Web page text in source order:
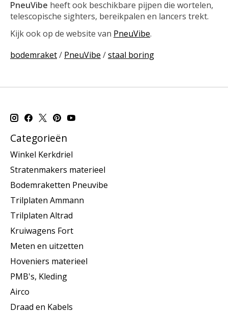
PneuVibe heeft ook beschikbare pijpen die wortelen,
telescopische sighters, bereikpalen en lancers trekt.
Kijk ook op de website van PneuVibe.
bodemraket/ PneuVibe /staal boring
Categorieën
Winkel Kerkdriel
Stratenmakers materieel
Bodemraketten Pneuvibe
Trilplaten Ammann
Trilplaten Altrad
Kruiwagens Fort
Meten en uitzetten
Hoveniers materieel
PMB's, Kleding
Airco
Draad en Kabels